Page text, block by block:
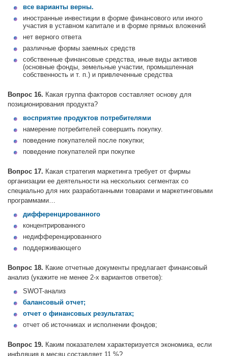
все варианты верны.
иностранные инвестиции в форме финансового или иного
участия в уставном капитале и в форме прямых вложений
нет верного ответа
различные формы заемных средств
собственные финансовые средства, иные виды активов
(основные фонды, земельные участии, промышленная
собственность и т. п.) и привлеченные средства
Вопрос 16. Какая группа факторов составляет основу для
позиционирования продукта?
восприятие продуктов потребителями
намерение потребителей совершить покупку.
поведение покупателей после покупки;
поведение покупателей при покупке
Вопрос 17. Какая стратегия маркетинга требует от фирмы
организации ее деятельности на нескольких сегментах со
специально для них разработанными товарами и маркетинговыми
программами…
дифференцированного
концентрированного
недифференцированного
поддерживающего
Вопрос 18. Какие отчетные документы предлагает финансовый
анализ (укажите не менее 2-х вариантов ответов):
SWOT-анализ
балансовый отчет;
отчет о финансовых результатах;
отчет об источниках и исполнении фондов;
Вопрос 19. Каким показателем характеризуется экономика, если
инфляция в месяц составляет 11 %?